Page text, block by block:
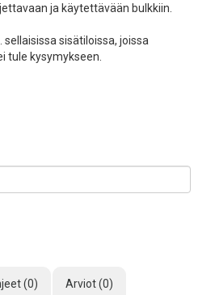
ja käytettävään bulkkiin.
sisätiloissa, joissa
tule kysymykseen.
(0) Arviot (0)